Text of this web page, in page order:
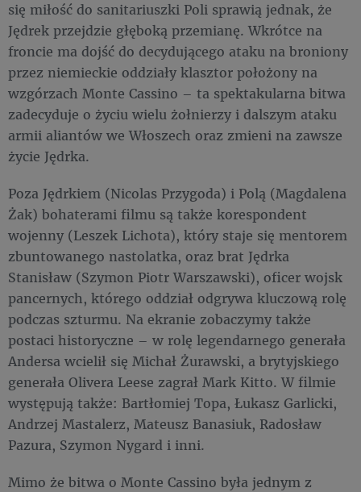
się miłość do sanitariuszki Poli sprawią jednak, że
Jędrek przejdzie głęboką przemianę. Wkrótce na
froncie ma dojść do decydującego ataku na broniony
przez niemieckie oddziały klasztor położony na
wzgórzach Monte Cassino – ta spektakularna bitwa
zadecyduje o życiu wielu żołnierzy i dalszym ataku
armii aliantów we Włoszech oraz zmieni na zawsze
życie Jędrka.
Poza Jędrkiem (Nicolas Przygoda) i Polą (Magdalena
Żak) bohaterami filmu są także korespondent
wojenny (Leszek Lichota), który staje się mentorem
zbuntowanego nastolatka, oraz brat Jędrka
Stanisław (Szymon Piotr Warszawski), oficer wojsk
pancernych, którego oddział odgrywa kluczową rolę
podczas szturmu. Na ekranie zobaczymy także
postaci historyczne – w rolę legendarnego generała
Andersa wcielił się Michał Żurawski, a brytyjskiego
generała Olivera Leese zagrał Mark Kitto. W filmie
występują także: Bartłomiej Topa, Łukasz Garlicki,
Andrzej Mastalerz, Mateusz Banasiuk, Radosław
Pazura, Szymon Nygard i inni.
Mimo że bitwa o Monte Cassino była jednym z